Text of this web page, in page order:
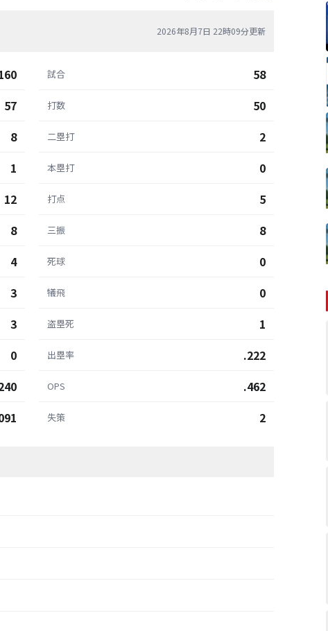
2026年8月7日 22時09分更新
57
8
1
12
8
4
3
3
0
試合 58
打数 50
二塁打 2
本塁打 0
打点 5
三振 8
死球 0
犠飛 0
盗塁死 1
出塁率 .222
OPS .462
失策 2